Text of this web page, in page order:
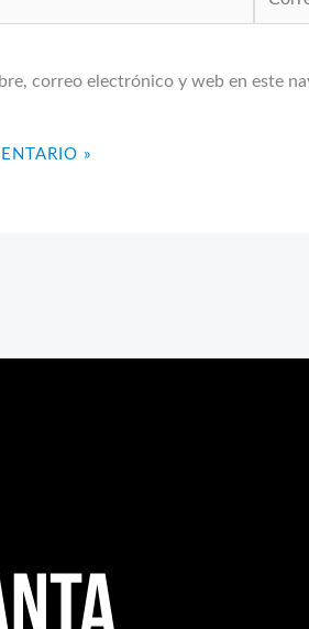
correo electrónico y web en este